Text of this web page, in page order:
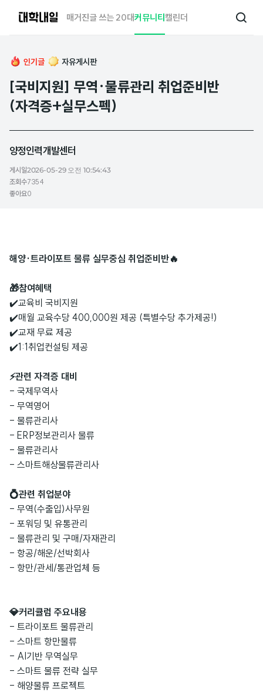
매거진글 쓰는 20대커뮤니티캘린더
검
인기글 자유게시판
[국비지원] 무역·물류관리 취업준비반
(자격증+실무스펙)
양정인력개발센터
게시일2026-05-29 오전 10:54:43
조회수7354
좋아요0
해양·트라이포트 물류 실무중심 취업준비반🔥
🎁참여혜택
✔️교육비 국비지원
✔️매월 교육수당 400,000원 제공 (특별수당 추가제공!)
✔️교재 무료 제공
✔️1:1취업컨설팅 제공
⚡관련 자격증 대비
- 국제무역사
- 무역영어
- 물류관리사
- ERP정보관리사 물류
- 물류관리사
- 스마트해상물류관리사
💍관련 취업분야
- 무역(수출입)사무원
- 포워딩 및 유통관리
- 물류관리 및 구매/자재관리
- 항공/해운/선박회사
- 항만/관세/통관업체 등
💎커리큘럼 주요내용
- 트라이포트 물류관리
- 스마트 항만물류
- AI기반 무역실무
- 스마트 물류 전략 실무
- 해양물류 프로젝트